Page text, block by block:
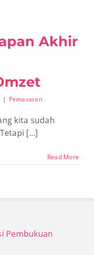
Akhir
| Pemasaran
kita sudah
[...]
Read More
Pembukuan